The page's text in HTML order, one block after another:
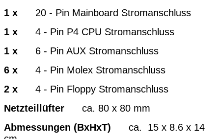
1 x 20 - Pin Mainboard Stromanschluss
1 x
4 - Pin P4 CPU Stromanschluss
1 x
6 - Pin AUX Stromanschluss
6 x 4 - Pin Molex Stromanschluss
2 x
4 - Pin Floppy Stromanschluss
Netzteillüfter ca. 80 x 80 mm
Abmessungen (BxHxT) ca. 15 x 8.6 x 14